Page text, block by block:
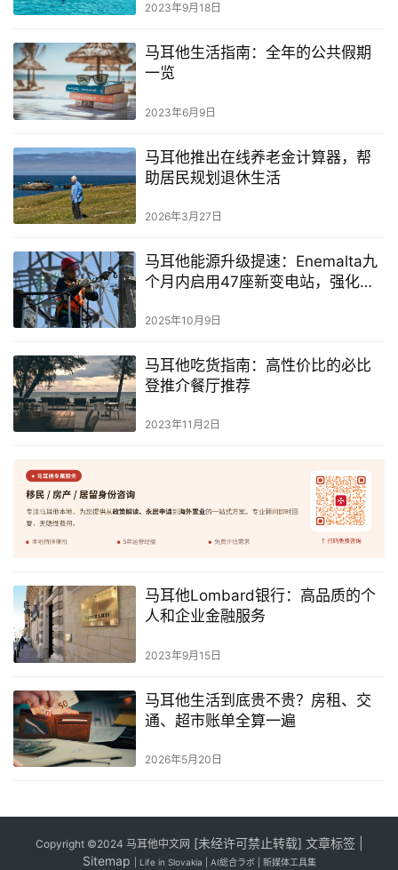
2023年9月18日
马耳他生活指南：全年的公共假期
一览
2023年6月9日
马耳他推出在线养老金计算器，帮
助居民规划退休生活
2026年3月27日
马耳他能源升级提速：Enemalta九
个月内启用47座新变电站，强化全
2025年10月9日
马耳他吃货指南：高性价比的必比
登推介餐厅推荐
2023年11月2日
马耳他Lombard银行：高品质的个
人和企业金融服务
2023年9月15日
马耳他生活到底贵不贵？房租、交
通、超市账单全算一遍
2026年5月20日
Copyright ©2024 马耳他中文网 [未经许可禁止转载] 文章标签|
Sitemap
Life in Slovakia AI総合ラボ| 新媒体工具集